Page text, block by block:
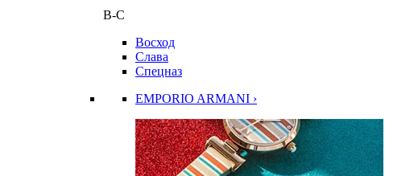
В-С
Восход
Слава
Спецназ
EMPORIO ARMANI ›